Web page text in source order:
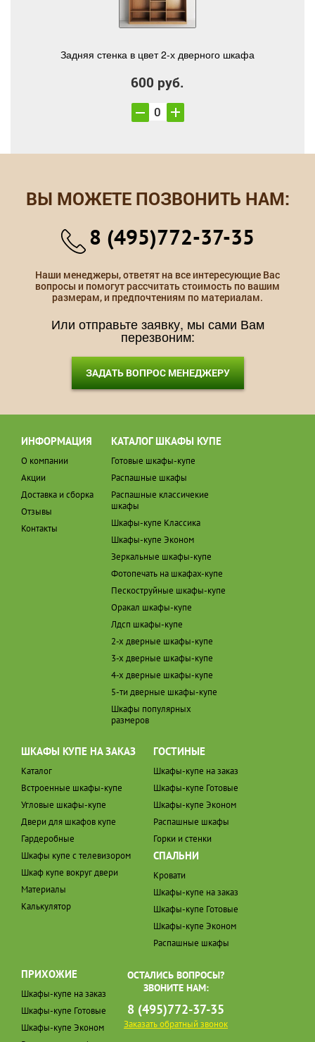
Задняя стенка в цвет 2-х дверного шкафа
600 руб.
ВЫ МОЖЕТЕ ПОЗВОНИТЬ НАМ:
8 (495)772-37-35
Наши менеджеры, ответят на все интересующие Вас
вопросы и помогут рассчитать стоимость по вашим
размерам, и предпочтениям по материалам.
Или отправьте заявку, мы сами Вам
перезвоним:
ЗАДАТЬ ВОПРОС МЕНЕДЖЕРУ
ИНФОРМАЦИЯ
О компании
Акции
Доставка и сборка
Отзывы
Контакты
КАТАЛОГ ШКАФЫ КУПЕ
Готовые шкафы-купе
Распашные шкафы
Распашные классичекие
шкафы
Шкафы-купе Классика
Шкафы-купе Эконом
Зеркальные шкафы-купе
Фотопечать на шкафах-купе
Пескоструйные шкафы-купе
Оракал шкафы-купе
Лдсп шкафы-купе
2-х дверные шкафы-купе
3-х дверные шкафы-купе
4-х дверные шкафы-купе
5-ти дверные шкафы-купе
Шкафы популярных
размеров
ШКАФЫ КУПЕ НА ЗАКАЗ
Каталог
Встроенные шкафы-купе
Угловые шкафы-купе
Двери для шкафов купе
Гардеробные
Шкафы купе с телевизором
Шкаф купе вокруг двери
Материалы
Калькулятор
ГОСТИНЫЕ
Шкафы-купе на заказ
Шкафы-купе Готовые
Шкафы-купе Эконом
Распашные шкафы
Горки и стенки
СПАЛЬНИ
Кровати
Шкафы-купе на заказ
Шкафы-купе Готовые
Шкафы-купе Эконом
Распашные шкафы
ПРИХОЖИЕ
Шкафы-купе на заказ
Шкафы-купе Готовые
Шкафы-купе Эконом
ОСТАЛИСЬ ВОПРОСЫ?
ЗВОНИТЕ НАМ:
8 (495)772-37-35
Заказать обратный звонок